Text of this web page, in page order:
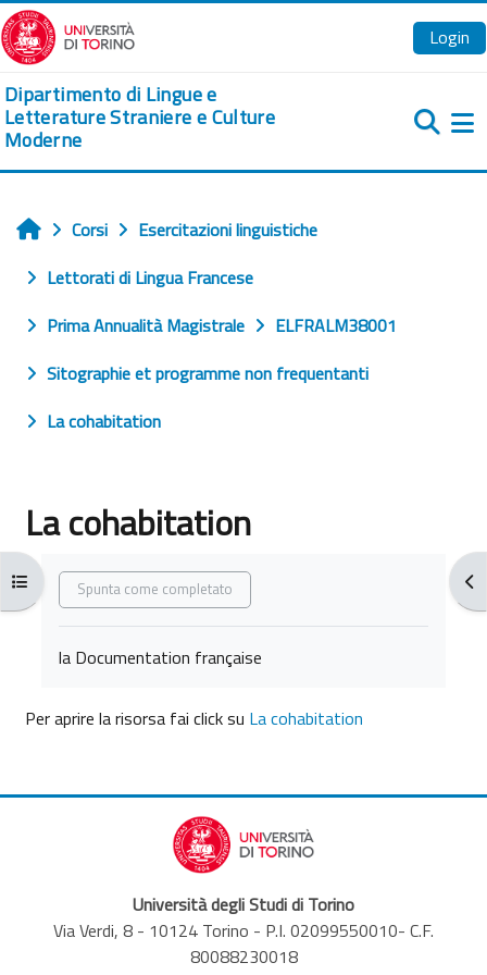
Vai al contenuto principale
Login
Dipartimento di Lingue e
Letterature Straniere e Culture
Moderne
Apri indice del corso
Home
Corsi
Esercitazioni linguistiche
Lettorati di Lingua Francese
Prima Annualità Magistrale
ELFRALM38001
Sitographie et programme non frequentanti
La cohabitation
La cohabitation
Aggregazione dei criteri
Spunta come completato
la Documentation française
Per aprire la risorsa fai click su La cohabitation
Università degli Studi di Torino
Via Verdi, 8 - 10124 Torino - P.I. 02099550010- C.F.
80088230018